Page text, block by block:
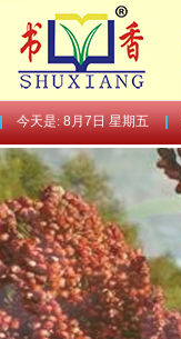
今天是:8月7日 星期五